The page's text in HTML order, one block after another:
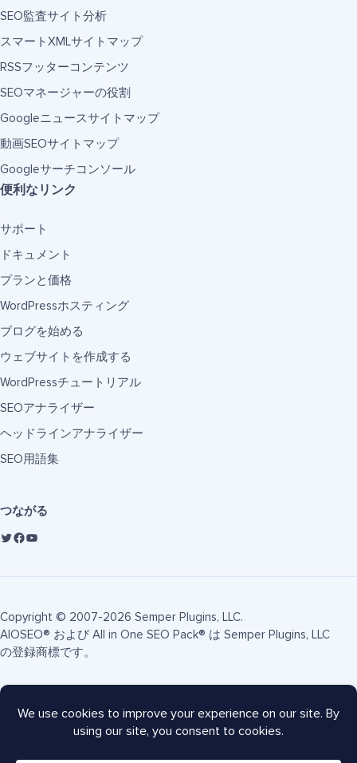
SEO監査サイト分析
スマートXMLサイトマップ
RSSフッターコンテンツ
SEOマネージャーの役割
Googleニュースサイトマップ
動画SEOサイトマップ
Googleサーチコンソール
便利なリンク
サポート
ドキュメント
プランと価格
WordPressホスティング
ブログを始める
ウェブサイトを作成する
WordPressチュートリアル
SEOアナライザー
ヘッドラインアナライザー
SEO用語集
つながる
Copyright © 2007-2026 Semper Plugins, LLC.
AIOSEO® および All in One SEO Pack® は Semper Plugins, LLC
の登録商標です。
利用規約
AIOSEOクーポン